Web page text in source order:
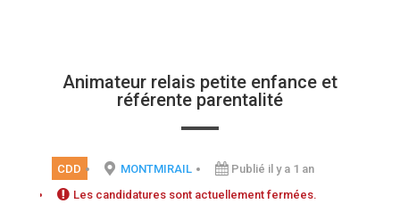
Animateur relais petite enfance et
référente parentalité
CDD MONTMIRAIL
Publié il y a 1 an
Les candidatures sont actuellement fermées.